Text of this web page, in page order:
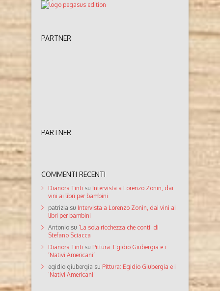
PARTNER
PARTNER
COMMENTI RECENTI
Dianora Tinti su Intervista a Lorenzo Zonin, dai
vini ai libri per bambini
patrizia su Intervista a Lorenzo Zonin, dai vini ai
libri per bambini
Antonio su ‘La sola ricchezza che conti’ di
Stefano Sciacca
Dianora Tinti su Pittura: Egidio Giubergia e i
‘Nativi Americani’
egidio giubergia su Pittura: Egidio Giubergia e i
‘Nativi Americani’